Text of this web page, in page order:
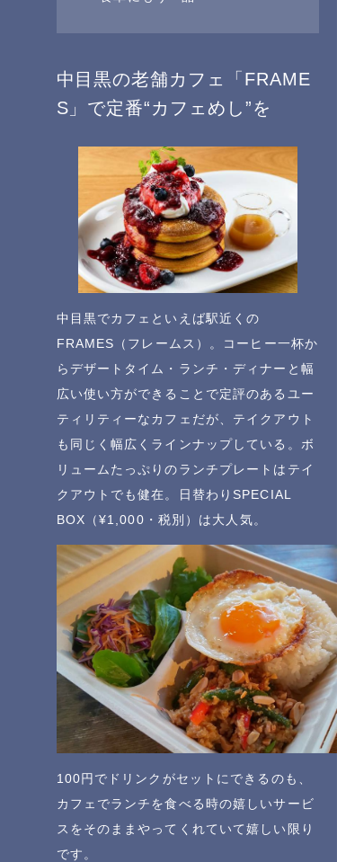
中目黒の老舗カフェ「FRAME
S」で定番“カフェめし”を
中目黒でカフェといえば駅近くの
FRAMES（フレームス）。コーヒー一杯か
らデザートタイム・ランチ・ディナーと幅
広い使い方ができることで定評のあるユー
ティリティーなカフェだが、テイクアウト
も同じく幅広くラインナップしている。ボ
リュームたっぷりのランチプレートはテイ
クアウトでも健在。日替わりSPECIAL
BOX（¥1,000・税別）は大人気。
100円でドリンクがセットにできるのも、
カフェでランチを食べる時の嬉しいサービ
スをそのままやってくれていて嬉しい限り
です。